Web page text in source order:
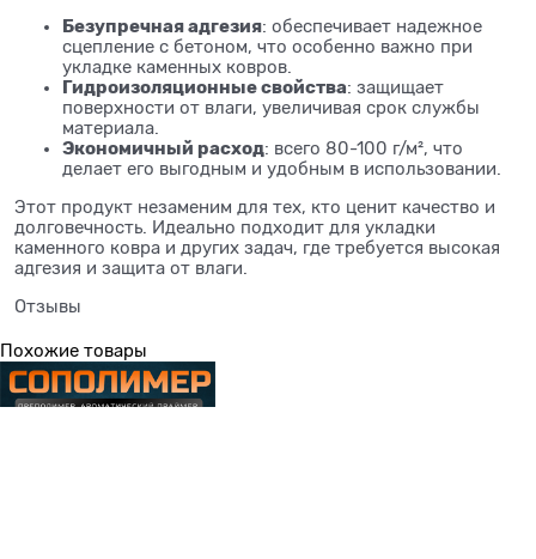
Безупречная адгезия: обеспечивает надежное
сцепление с бетоном, что особенно важно при
укладке каменных ковров.
Гидроизоляционные свойства: защищает
поверхности от влаги, увеличивая срок службы
материала.
Экономичный расход: всего 80-100 г/м², что
делает его выгодным и удобным в использовании.
Этот продукт незаменим для тех, кто ценит качество и
долговечность. Идеально подходит для укладки
каменного ковра и других задач, где требуется высокая
адгезия и защита от влаги.
Отзывы
Похожие товары